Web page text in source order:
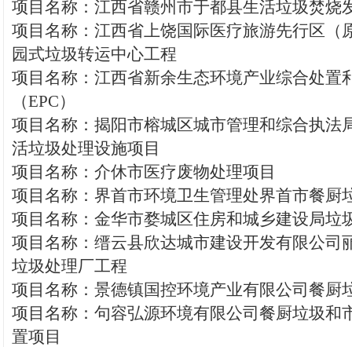
项目名称：江西省赣州市于都县生活垃圾焚烧
项目名称：江西省上饶国际医疗旅游先行区（
园式垃圾转运中心工程
项目名称：江西省新余生态环境产业综合处置
（EPC）
项目名称：揭阳市榕城区城市管理和综合执法
活垃圾处理设施项目
项目名称：介休市医疗废物处理项目
项目名称：界首市环境卫生管理处界首市餐厨
项目名称：金华市婺城区住房和城乡建设局垃
项目名称：缙云县欣达城市建设开发有限公司
垃圾处理厂工程
项目名称：景德镇国控环境产业有限公司餐厨
项目名称：句容弘源环境有限公司餐厨垃圾和
置项目